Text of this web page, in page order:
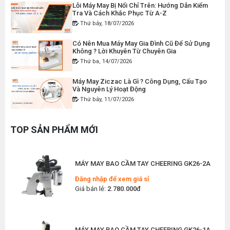
Lỗi Máy May Bị Nổi Chỉ Trên: Hướng Dẫn Kiểm
Tra Và Cách Khắc Phục Từ A-Z
Thứ bảy, 18/07/2026
Có Nên Mua Máy May Gia Đình Cũ Để Sử Dụng
Không ? Lời Khuyên Từ Chuyên Gia
Thứ ba, 14/07/2026
Máy May Ziczac Là Gì ? Công Dụng, Cấu Tạo
Và Nguyên Lý Hoạt Động
Thứ bảy, 11/07/2026
Đúng Kỹ Thuật
Hóa Giúp Xưởng May Tăng Năng Suất
Thứ bảy, 04/07/2026
TOP SẢN PHẨM MỚI
Đăng nhập để xem giá sỉ
Giá bán lẻ: 2.400.000đ
MÁY MAY BAO CẦM TAY GK9-500 KHÔNG BÌNH
DẦU
Giá bán lẻ:
MÁY MAY BAO CẦM TAY CHEERING GK26-2A
Đăng nhập để xem giá sỉ
Giá bán lẻ: 2.780.000đ